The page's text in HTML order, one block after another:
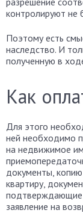
контролируют не
Поэтому есть
наследство. И
полученную в
Как
Для этого
ней необходимо
на недвижимое
документы,
квартиру,
подтверждающие
заявление на